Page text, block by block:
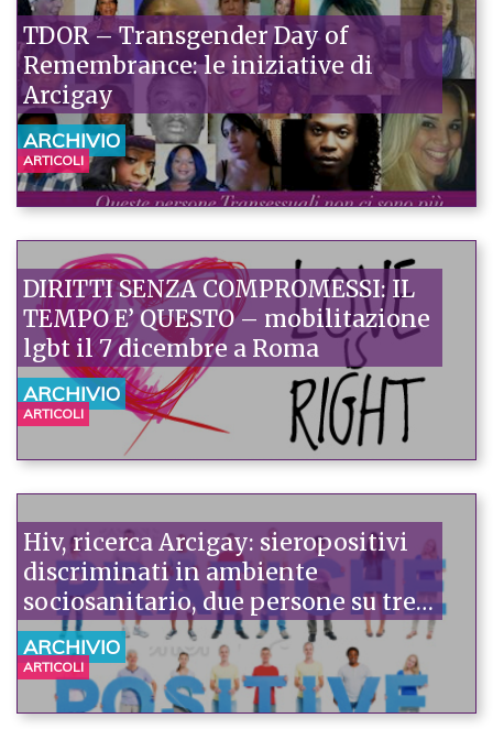
TDOR – Transgender Day of
Remembrance: le iniziative di
Arcigay
ARCHIVIO
ARTICOLI
DIRITTI SENZA COMPROMESSI: IL
TEMPO E’ QUESTO – mobilitazione
lgbt il 7 dicembre a Roma
ARCHIVIO
ARTICOLI
Hiv, ricerca Arcigay: sieropositivi
discriminati in ambiente
sociosanitario, due persone su tre
lo denunciano. Maglia nera a
dentista e pronto soccorso
ARCHIVIO
ARTICOLI